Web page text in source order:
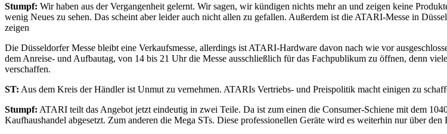
Stumpf: Wir haben aus der Vergangenheit gelernt. Wir sagen, wir kündigen nichts mehr an und zeigen keine
wenig Neues zu sehen. Das scheint aber leider auch nicht allen zu gefallen. Außerdem ist die ATARI-Messe in
zeigen
Die Düsseldorfer Messe bleibt eine Verkaufsmesse, allerdings ist ATARI-Hardware davon nach wie vor
dem Anreise- und Aufbautag, von 14 bis 21 Uhr die Messe ausschließlich für das Fachpublikum zu öffnen, denn
verschaffen.
ST: Aus dem Kreis der Händler ist Unmut zu vernehmen. ATARIs Vertriebs- und Preispolitik macht einigen zu
Stumpf: ATARI teilt das Angebot jetzt eindeutig in zwei Teile. Da ist zum einen die Consumer-Schiene mit dem
Kaufhaushandel abgesetzt. Zum anderen die Mega STs. Diese professionellen Geräte wird es weiterhin nur über den